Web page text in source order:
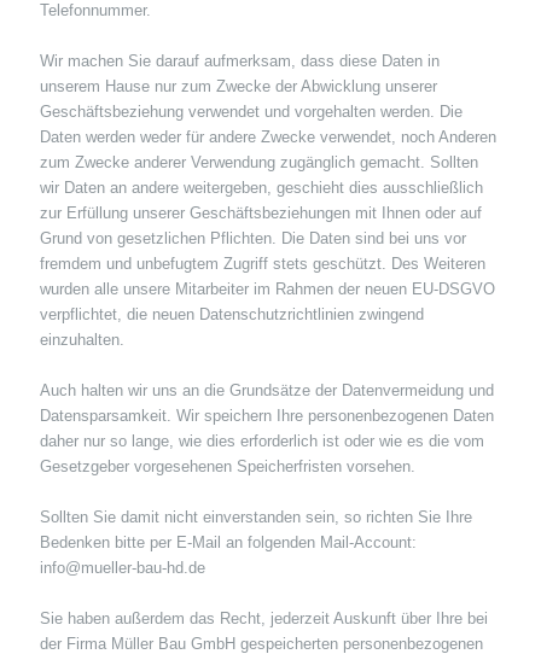
Telefonnummer.
Wir machen Sie darauf aufmerksam, dass diese Daten in
unserem Hause nur zum Zwecke der Abwicklung unserer
Geschäftsbeziehung verwendet und vorgehalten werden. Die
Daten werden weder für andere Zwecke verwendet, noch Anderen
zum Zwecke anderer Verwendung zugänglich gemacht. Sollten
wir Daten an andere weitergeben, geschieht dies ausschließlich
zur Erfüllung unserer Geschäftsbeziehungen mit Ihnen oder auf
Grund von gesetzlichen Pflichten. Die Daten sind bei uns vor
fremdem und unbefugtem Zugriff stets geschützt. Des Weiteren
wurden alle unsere Mitarbeiter im Rahmen der neuen EU-DSGVO
verpflichtet, die neuen Datenschutzrichtlinien zwingend
einzuhalten.
Auch halten wir uns an die Grundsätze der Datenvermeidung und
Datensparsamkeit. Wir speichern Ihre personenbezogenen Daten
daher nur so lange, wie dies erforderlich ist oder wie es die vom
Gesetzgeber vorgesehenen Speicherfristen vorsehen.
Sollten Sie damit nicht einverstanden sein, so richten Sie Ihre
Bedenken bitte per E-Mail an folgenden Mail-Account:
info@mueller-bau-hd.de
Sie haben außerdem das Recht, jederzeit Auskunft über Ihre bei
der Firma Müller Bau GmbH gespeicherten personenbezogenen